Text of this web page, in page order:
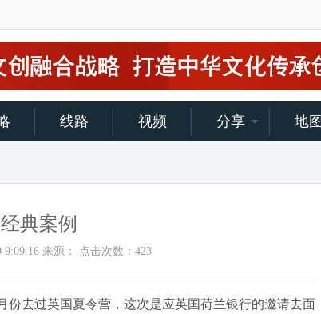
线路 视频 分享 地图
典案例
来源： 点击次数： 423
去过英国夏令营，这次是应英国荷兰银行的邀请去面